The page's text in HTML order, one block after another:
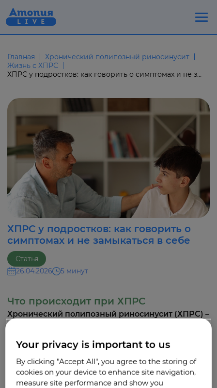
Главная
Хронический полипозный риносинусит
Жизнь с ХПРС
ХПРС у подростков: как говорить о симптомах и не замыкаться в себе
ХПРС у подростков: как говорить о
симптомах и не замыкаться в себе
Статья
26.04.2026
5 минут
Что происходит при ХПРС
Хронический полипозный риносинусит (ХПРС) –
не только медицинский диагноз, но и фактор,
диагноз может быть трудно не только из-за
длительной терапии, но и из-за повседневных
ограничений, о которых сверстники могут даже
не догадываться .
Your privacy is important to us
By clicking "Accept All", you agree to the storing of
cookies on your device to enhance site navigation,
measure site performance and show you